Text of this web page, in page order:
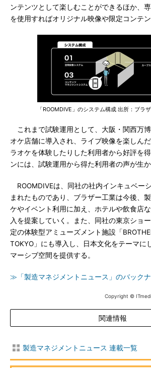
ンテンツとして楽しむことができるほか、
を使用すればオリジナル映像や限定コンテン
「ROOMDIVE」のシステム構成 出所：ブラ
これまで試験運用として、大阪・関西万
オケ店舗に導入され、ライブ映像を楽しん
ラオケを体験したりした利用者から好評を
ンには、試験運用から得た利用者の声が生か
ROOMDIVEは、同社の社内インキュベー
まれたものであり、ブラザー工業は今後、
ケやイベント利用に加え、ホテルや飲食店
入を提案していく。また、同社の東京ショ
定の体験型アミューズメント施設「
TOKYO」にも導入し、日本文化をテーマに
マーシブ空間を提供する。
≫「製造マネジメントニュース」のバック
Copyright ©
関連情報
製造マネジメントニュース 連載一覧